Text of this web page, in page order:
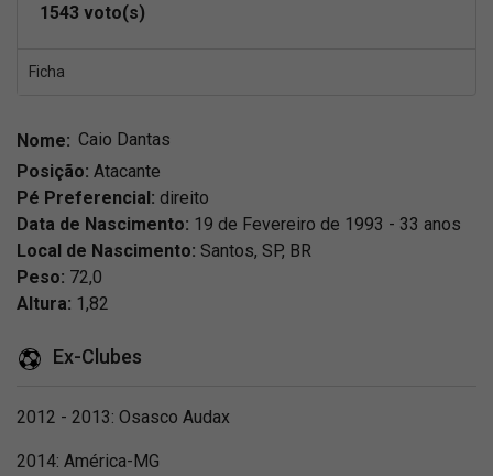
1543 voto(s)
Ficha
Nome: Caio Dantas
Posição: Atacante
Pé Preferencial: direito
Data de Nascimento: 19 de Fevereiro de 1993 - 33 anos
Local de Nascimento: Santos, SP, BR
Peso: 72,0
Altura: 1,82
Ex-Clubes
2012 - 2013: Osasco Audax
2014: América-MG